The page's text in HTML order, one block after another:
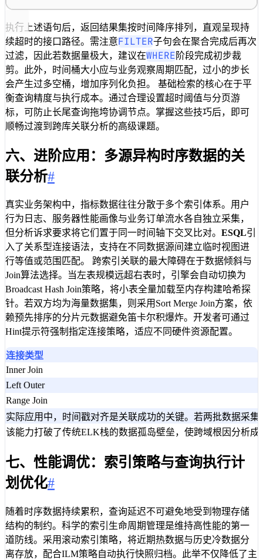
执行上述语句后，返回结果集按时间降序排列，直观呈现持
续超时的接口路径。需注意FILTER子句会在聚合完成后再次
过滤，因此若数据量极大，建议在WHERE 阶段完成初步裁
剪。此外，时间桶大小应与业务观察周期匹配，过小的步长
会产生过多空桶，增加序列化负担。 基础检索的核心在于平
衡查询精度与执行成本。通过合理设置超时阈值与分页游
标，可防止长尾查询拖垮协调节点。掌握这些技巧后，即可
顺畅过渡到跨库关联分析的高级课题。
六、进阶应用：多源异构时序数据的关
联分析#
真实业务架构中，指标数据往往分散于多个索引体系。用户
行为日志、服务器性能画像与业务订单流水各自独立采集，
但分析诉求要求将它们置于同一时间轴下交叉比对。 ESQL引
入了关系型连接语法，支持在不同数据源间建立临时视图进
行等值或范围匹配。 跨索引关联的最大障碍在于数据倾斜与
Join算法选择。当左表规模远超右表时，引擎会自动切换为
Broadcast Hash Join策略，将小表全量加载至内存构建哈希探
针。若双方均为海量数据集，则采用Sort Merge Join方案，依
赖预先排序的分片元数据避免笛卡尔积爆炸。开发者可通过
Hint提示符强制指定连接策略，适应不同硬件资源配置。
连接类型
Inner Join
Left Outer
Range Join
实际应用中，时间戳对齐是关联成功的关键。若两批数据采
该能力打破了传统ELK栈的数据孤岛壁垒，使跨域根因分析
七、性能调优：索引策略与查询执行计
划优化#
随着时序数据持续累积，查询延迟不可避免地受到物理存储
结构的制约。科学的索引生命周期管理是维持高性能的第一
道防线。采用滚动索引策略，将近期热数据与历史冷数据分
离存放，配合ILM策略自动执行快照归档。此举不仅降低了主